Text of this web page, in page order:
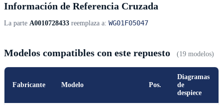
Información de Referencia Cruzada
La parte A0010728433 reemplaza a: WG01F05047
Modelos compatibles con este repuesto (19 modelos)
Fabricante Modelo Pos.
Diagramas
de
despiece